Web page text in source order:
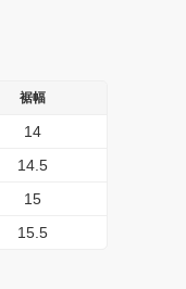
裾幅
14
14.5
15
15.5